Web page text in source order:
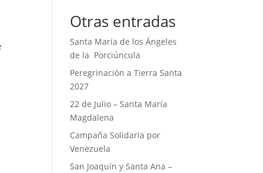
Otras entradas
Santa María de los Ángeles
de la Porciúncula
Peregrinación a Tierra Santa
2027
22 de Julio – Santa María
Magdalena
Campaña Solidaria por
Venezuela
San Joaquín y Santa Ana –